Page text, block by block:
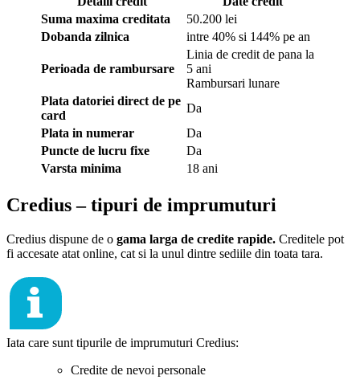
Suma maxima creditata
50.200 lei
Dobanda zilnica
intre 40% si 144% pe an
Perioada de rambursare
Linia de credit de pana la
5 ani
Rambursari lunare
Plata datoriei direct de pe
card
Da
Plata in numerar
Da
Puncte de lucru fixe
Da
Varsta minima
18 ani
Credius – tipuri de imprumuturi
Credius dispune de o gama larga de credite rapide. Creditele pot
fi accesate atat online, cat si la unul dintre sediile din toata tara.
Iata care sunt tipurile de imprumuturi Credius:
Credite de nevoi personale